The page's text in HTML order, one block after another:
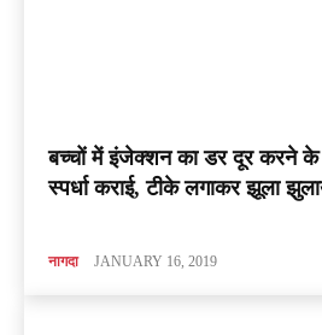
बच्चों में इंजेक्शन का डर दूर करने के
स्पर्धा कराई, टीके लगाकर झूला
नागदा JANUARY 16, 2019